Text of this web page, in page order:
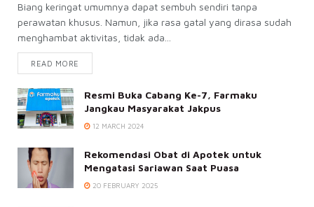
Biang keringat umumnya dapat sembuh sendiri tanpa
perawatan khusus. Namun, jika rasa gatal yang dirasa sudah
menghambat aktivitas, tidak ada...
READ MORE
Resmi Buka Cabang Ke-7, Farmaku
Jangkau Masyarakat Jakpus
12 MARCH 2024
Rekomendasi Obat di Apotek untuk
Mengatasi Sariawan Saat Puasa
20 FEBRUARY 2025